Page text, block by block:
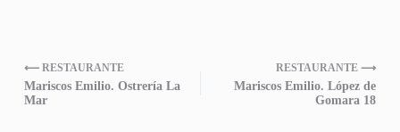
⟵ RESTAURANTE
Mariscos Emilio. Ostrería La
Mar
RESTAURANTE ⟶
Mariscos Emilio. López de
Gomara 18